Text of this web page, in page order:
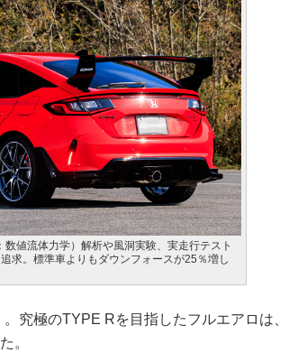
値流体力学）解析や風洞実験、実走行テスト
求。標準車よりもダウンフォースが25％増し
究極のTYPE Rを目指したフルエアロは、
。